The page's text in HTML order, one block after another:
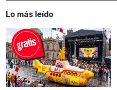
Lo más leído